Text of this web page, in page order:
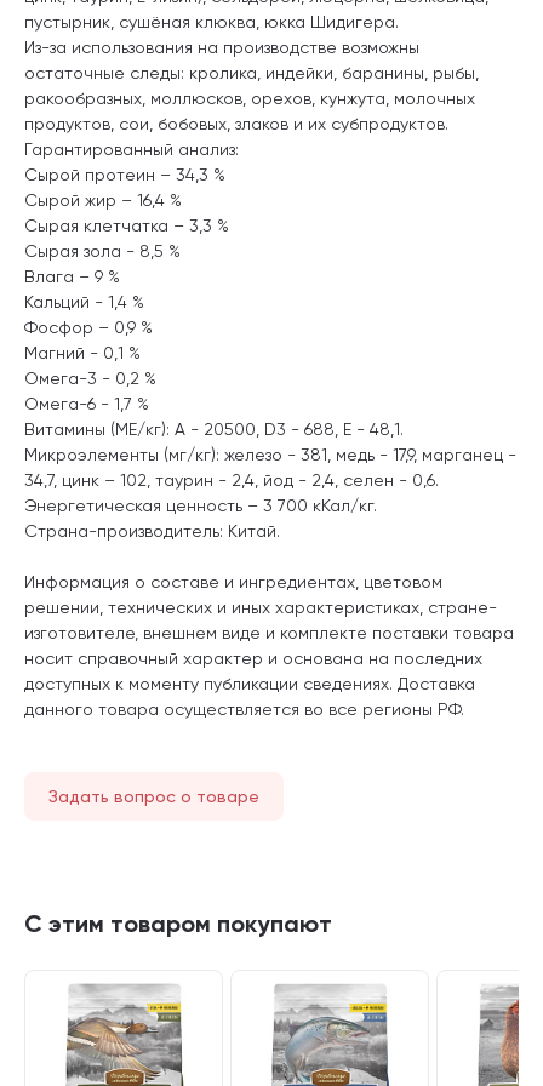
пустырник, сушёная клюква, юкка Шидигера.
Из-за использования на производстве возможны
остаточные следы: кролика, индейки, баранины, рыбы,
ракообразных, моллюсков, орехов, кунжута, молочных
продуктов, сои, бобовых, злаков и их субпродуктов.
Гарантированный анализ:
Сырой протеин – 34,3 %
Сырой жир – 16,4 %
Сырая клетчатка – 3,3 %
Сырая зола - 8,5 %
Влага – 9 %
Кальций - 1,4 %
Фосфор – 0,9 %
Магний - 0,1 %
Омега-3 - 0,2 %
Омега-6 - 1,7 %
Витамины (МЕ/кг): А - 20500, D3 - 688, Е - 48,1.
Микроэлементы (мг/кг): железо - 381, медь - 17,9, марганец -
34,7, цинк – 102, таурин - 2,4, йод - 2,4, селен - 0,6.
Энергетическая ценность – 3 700 кКал/кг.
Страна-производитель: Китай.
Информация о составе и ингредиентах, цветовом
решении, технических и иных характеристиках, стране-
изготовителе, внешнем виде и комплекте поставки товара
носит справочный характер и основана на последних
доступных к моменту публикации сведениях. Доставка
данного товара осуществляется во все регионы РФ.
Задать вопрос о товаре
С этим товаром покупают